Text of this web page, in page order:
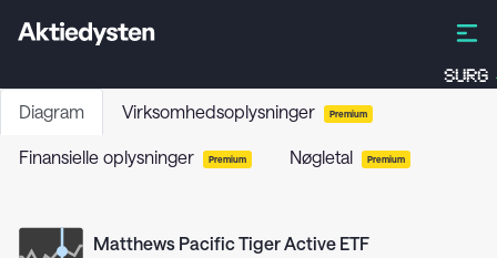
SURG
Diagram Virksomhedsoplysninger Premium
Finansielle oplysninger Premium Nøgletal Premium
Matthews Pacific Tiger Active ETF